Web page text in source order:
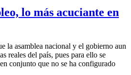
lo más acuciante en
la asamblea nacional y el gobierno aun
reales del país, pues para ello se
conjunto que no se ha configurado